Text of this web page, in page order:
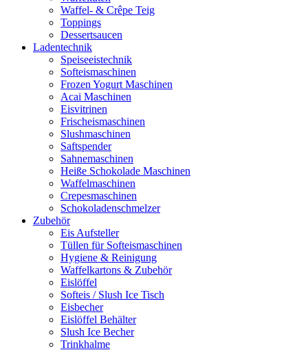
Waffel- & Crêpe Teig
Toppings
Dessertsaucen
Ladentechnik
Speiseeistechnik
Softeismaschinen
Frozen Yogurt Maschinen
Acai Maschinen
Eisvitrinen
Frischeismaschinen
Slushmaschinen
Saftspender
Sahnemaschinen
Heiße Schokolade Maschinen
Waffelmaschinen
Crepesmaschinen
Schokoladenschmelzer
Zubehör
Eis Aufsteller
Tüllen für Softeismaschinen
Hygiene & Reinigung
Waffelkartons & Zubehör
Eislöffel
Softeis / Slush Ice Tisch
Eisbecher
Eislöffel Behälter
Slush Ice Becher
Trinkhalme